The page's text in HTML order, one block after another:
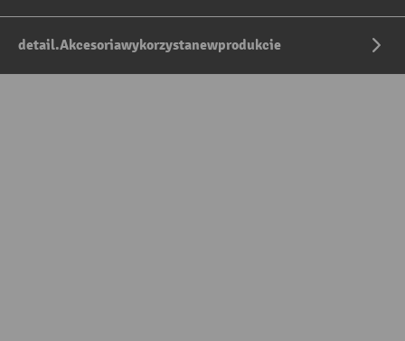
detail.Akcesoriawykorzystanewprodukcie